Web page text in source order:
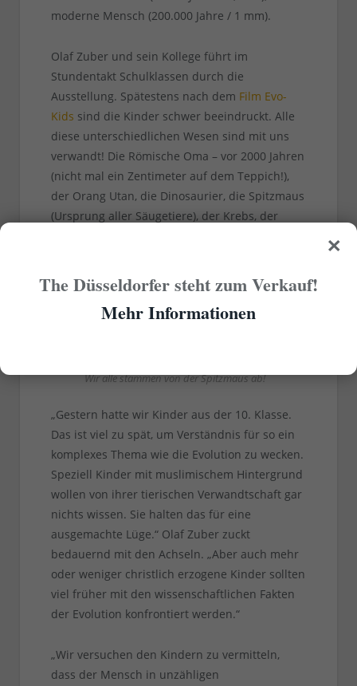
moderne Mensch (200.000 Jahre / 1 mm).
Olaf Zuber und sein Kollege führt im
Stundentakt Schulklassen durch die
Ausstellung. Spätestens nach dem Film Evo-
Kids sind die Kinder schwer beeindruckt. Alle
diese unterschiedlichen Wesen sind mit uns
verwandt! Die Römische Oma – vor 2000 Jahren
(nicht mal ein Zentimeter auf dem Teppich!),
der Orang Utan, die Dinosaurier, die Spitzmaus
(Ursprung aller Säugetiere), der Krebs, der
Unsere römische Oma – unsere Oma
Spitzmaus
Wir alle stammen von der Spitzmaus ab!
„Gestern hatte wir Kinder aus der 10. Klasse.
Das ist viel zu spät, um Verständnis für so ein
komplexes Thema wie die Evolution zu wecken.
Speziell Kinder mit muslimischem Hintergrund
wollen von ihrer tierischen Verwandtschaft gar
nichts wissen. Sie halten das für eine
ausgemachte Lüge.“ Olaf Zuber zuckt
bedauernd mit den Achseln. „Aber auch mehr
oder weniger christlich erzogene Kinder sollten
viel früher mit den wissenschaftlichen Fakten
der Evolution konfrontiert werden.“
„Wir versuchen den Kindern zu vermitteln,
dass der Mensch in unzähligen
×
The Düsseldorfer steht zum Verkauf!
Mehr Informationen